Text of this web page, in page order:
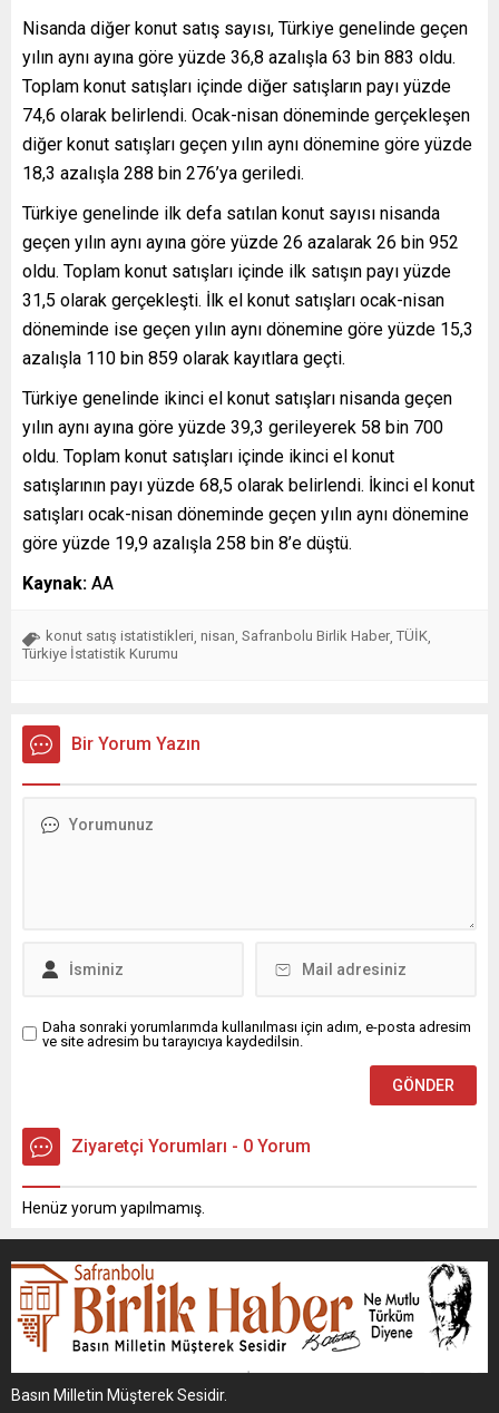
Nisanda diğer konut satış sayısı, Türkiye genelinde geçen
yılın aynı ayına göre yüzde 36,8 azalışla 63 bin 883 oldu.
Toplam konut satışları içinde diğer satışların payı yüzde
74,6 olarak belirlendi. Ocak-nisan döneminde gerçekleşen
diğer konut satışları geçen yılın aynı dönemine göre yüzde
18,3 azalışla 288 bin 276’ya geriledi.
Türkiye genelinde ilk defa satılan konut sayısı nisanda
geçen yılın aynı ayına göre yüzde 26 azalarak 26 bin 952
oldu. Toplam konut satışları içinde ilk satışın payı yüzde
31,5 olarak gerçekleşti. İlk el konut satışları ocak-nisan
döneminde ise geçen yılın aynı dönemine göre yüzde 15,3
azalışla 110 bin 859 olarak kayıtlara geçti.
Türkiye genelinde ikinci el konut satışları nisanda geçen
yılın aynı ayına göre yüzde 39,3 gerileyerek 58 bin 700
oldu. Toplam konut satışları içinde ikinci el konut
satışlarının payı yüzde 68,5 olarak belirlendi. İkinci el konut
satışları ocak-nisan döneminde geçen yılın aynı dönemine
göre yüzde 19,9 azalışla 258 bin 8’e düştü.
Kaynak: AA
konut satış istatistikleri nisan Safranbolu Birlik Haber TÜİK
Türkiye İstatistik Kurumu
Bir Yorum Yazın
Daha sonraki yorumlarımda kullanılması için adım, e-posta adresim
ve site adresim bu tarayıcıya kaydedilsin.
Ziyaretçi Yorumları - 0 Yorum
Henüz yorum yapılmamış.
Basın Milletin Müşterek Sesidir.